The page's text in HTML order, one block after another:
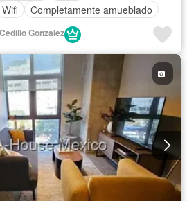
Wifi Completamente amueblado
Gonzalez